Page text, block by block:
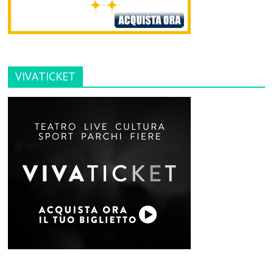
VIVATICKET